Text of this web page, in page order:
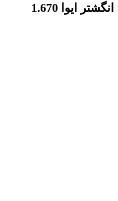
انگشتر ایوا 1.670